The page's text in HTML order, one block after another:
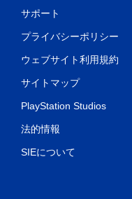
サポート
プライバシーポリシー
ウェブサイト利用規約
サイトマップ
PlayStation Studios
法的情報
SIEについて